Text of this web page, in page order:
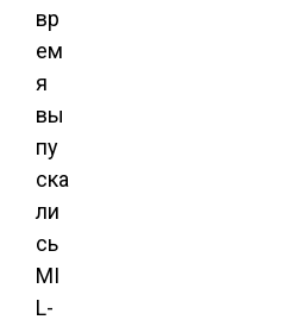
вр
ем
я
вы
пу
ска
ли
сь
MI
L-